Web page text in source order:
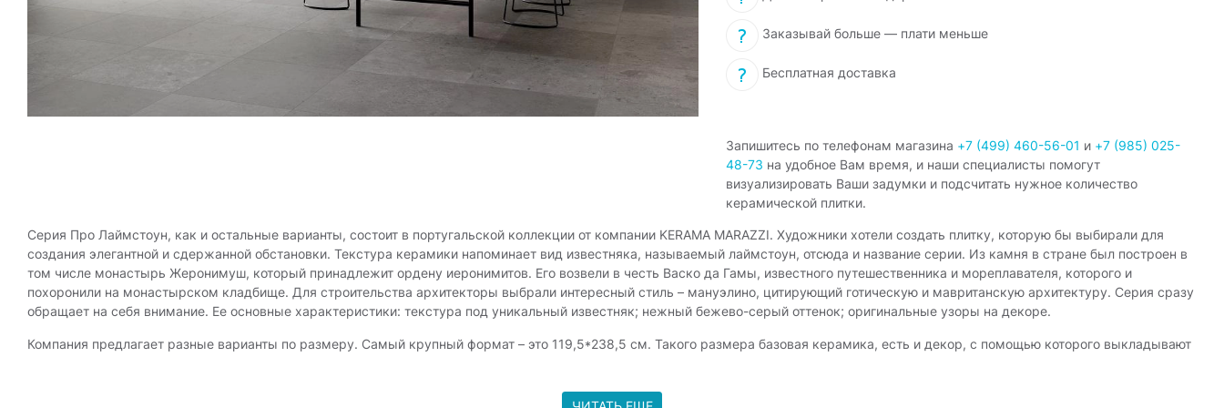
Заказывай больше — плати меньше
Бесплатная доставка
Запишитесь по телефонам магазина +7 (499) 460-56-01 и +7 (985) 025-
48-73 на удобное Вам время, и наши специалисты помогут
визуализировать Ваши задумки и подсчитать нужное количество
керамической плитки.
Серия Про Лаймстоун, как и остальные варианты, состоит в португальской коллекции от компании KERAMA MARAZZI. Художники хотели создать плитку, которую бы выбирали для
создания элегантной и сдержанной обстановки. Текстура керамики напоминает вид известняка, называемый лаймстоун, отсюда и название серии. Из камня в стране был построен в
том числе монастырь Жеронимуш, который принадлежит ордену иеронимитов. Его возвели в честь Васко да Гамы, известного путешественника и мореплавателя, которого и
похоронили на монастырском кладбище. Для строительства архитекторы выбрали интересный стиль – мануэлино, цитирующий готическую и мавританскую архитектуру. Серия сразу
обращает на себя внимание. Ее основные характеристики: текстура под уникальный известняк; нежный бежево-серый оттенок; оригинальные узоры на декоре.
Компания предлагает разные варианты по размеру. Самый крупный формат – это 119,5*238,5 см. Такого размера базовая керамика, есть и декор, с помощью которого выкладывают
для фона серо-бежевый цвет. С помощью плитки можно создать разнообразный интерьер. Вспомогательные элементы – это бордюры или отдельные части, которые применяют для